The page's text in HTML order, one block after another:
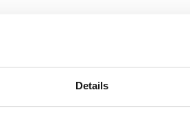
Details